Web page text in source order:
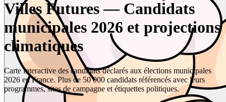
Villes Futures — Candidats
municipales 2026 et projections
climatiques
Carte interactive des candidats déclarés aux élections municipales
2026 en France. Plus de 50 000 candidats référencés avec leurs
programmes, sites de campagne et étiquettes politiques.